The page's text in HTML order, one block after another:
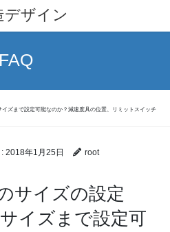
FAQ
ズまで設定可能なのか？減速度具の位置、リミットスイッチ
2018年1月25日 root
サイズの設定
イズまで設定可